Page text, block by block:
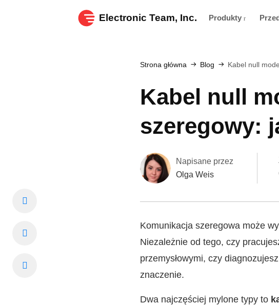
Electronic Team, Inc. Produkty
Strona główna Blog Kabel null
Kabel null
szeregowy:
Napisane przez
Olga Weis
Komunikacja szeregowa może
Niezależnie od tego, czy
przemysłowymi, czy
znaczenie.
Dwa najczęściej mylone typy to